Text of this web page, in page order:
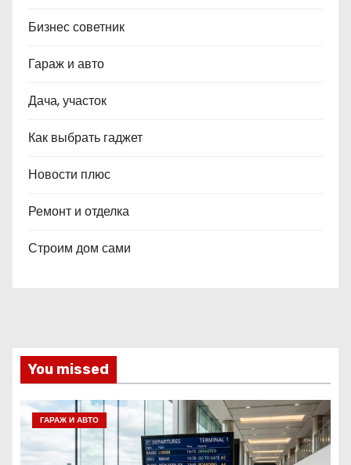
Бизнес советник
Гараж и авто
Дача, участок
Как выбрать гаджет
Новости плюс
Ремонт и отделка
Строим дом сами
You missed
ГАРАЖ И АВТО